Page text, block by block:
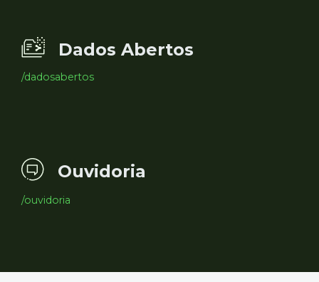
Dados Abertos
/dadosabertos
Ouvidoria
/ouvidoria